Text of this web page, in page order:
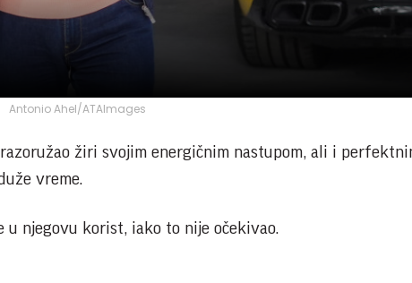
Antonio Ahel/ATAImages
žiri svojim energičnim nastupom, ali i
vreme.
u njegovu korist, iako to nije očekivao.